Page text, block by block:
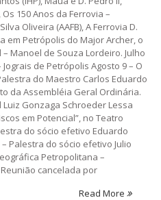
150 Anos da Ferrovia –
Oliveira (AAFB), A Ferrovia D.
em Petrópolis do Major Archer, o
Manoel de Souza Lordeiro. Julho
de Petrópolis Agosto 9 – O
do Maestro Carlos Eduardo
da Assembléia Geral Ordinária.
Gonzaga Schroeder Lessa
em Potencial”, no Teatro
do sócio efetivo Eduardo
Palestra do sócio efetivo Julio
Petropolitana –
cancelada por
Read More